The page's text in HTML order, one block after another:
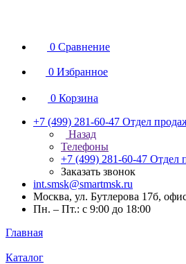
0 Сравнение
0 Избранное
0 Корзина
+7 (499) 281-60-47 Отдел
Назад
Телефоны
+7 (499) 281-60-47 Отдел
Заказать звонок
int.smsk@smartmsk.ru
Москва, ул. Бутлерова 17б,
Пн. – Пт.: с 9:00 до 18:00
Главная
Каталог